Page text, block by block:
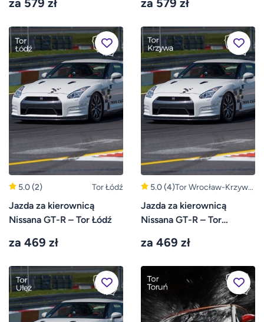
Bednary
za 579 zł za 579 zł
5.0(2) Tor Łódź
Jazda za kierownicą
Nissana GT-R – Tor Łódź
za 469 zł
5.0(4)Tor Wrocław-Krzywa
(Bolesławiec,
Legnica)
Jazda za kierownicą
Nissana GT-R – Tor
za 469 zł